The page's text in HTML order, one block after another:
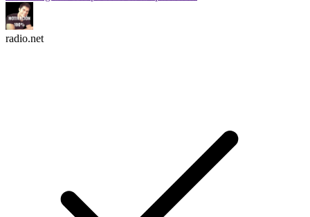
radio.net